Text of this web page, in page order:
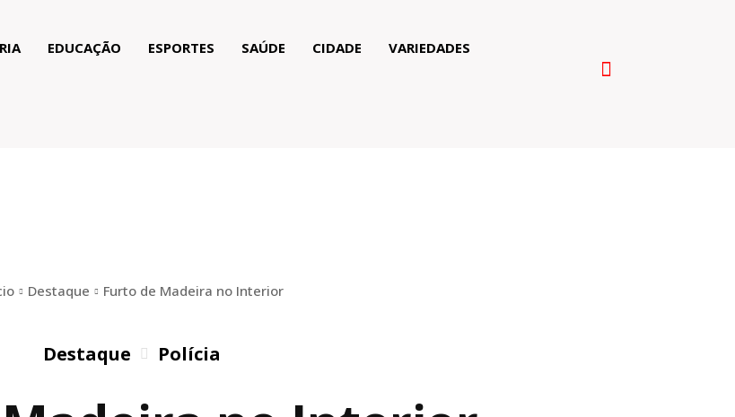
EDUCAÇÃO ESPORTES SAÚDE CIDADE VARIEDADES
Destaque Furto de Madeira no Interior
Destaque Polícia